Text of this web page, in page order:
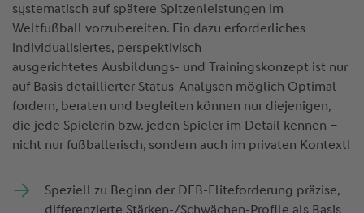
systematisch auf spätere Spitzenleistungen im
Weltfußball vorzubereiten. Ein dazu erforderliches
individualisiertes, perspektivisch
ausgerichtetes Ausbildungs- und Trainingskonzept ist nur
auf Basis detaillierter Status-Analysen möglich Optimal
fordern, beraten und begleiten können nur diejenigen,
die jede Spielerin bzw. jeden Spieler im Detail kennen –
nicht nur fußballerisch, sondern auch im privaten Kontext!
Speziell zu Beginn der DFB-Eliteforderung präzise,
differenzierte Stärken-/Schwächen-Profile als Basis